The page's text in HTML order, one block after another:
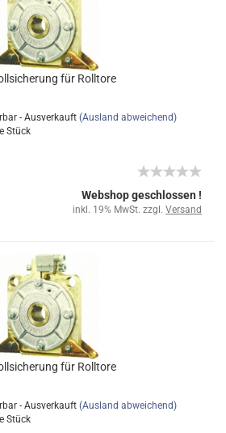
für Rolltore
- Ausverkauft (Ausland abweichend)
Stück
Webshop geschlossen !
inkl. 19% MwSt. zzgl. Versand
für Rolltore
- Ausverkauft (Ausland abweichend)
Stück